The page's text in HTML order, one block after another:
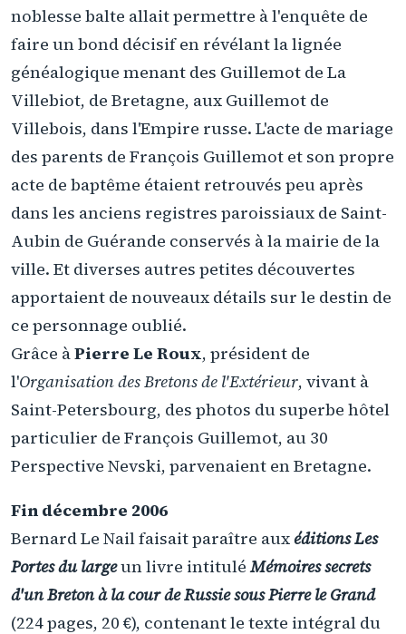
noblesse balte allait permettre à l'enquête de
faire un bond décisif en révélant la lignée
généalogique menant des Guillemot de La
Villebiot, de Bretagne, aux Guillemot de
Villebois, dans l'Empire russe. L'acte de mariage
des parents de François Guillemot et son propre
acte de baptême étaient retrouvés peu après
dans les anciens registres paroissiaux de Saint-
Aubin de Guérande conservés à la mairie de la
ville. Et diverses autres petites découvertes
apportaient de nouveaux détails sur le destin de
ce personnage oublié.
Grâce àPierre Le Roux, président de
l'Organisation des Bretons de l'Extérieur, vivant à
Saint-Petersbourg, des photos du superbe hôtel
particulier de François Guillemot, au 30
Perspective Nevski, parvenaient en Bretagne.
Fin décembre 2006
Bernard Le Nail faisait paraître auxéditions Les
Portes du largeun livre intituléMémoires secrets
d'un Breton à la cour de Russie sous Pierre le Grand
(224 pages, 20 €), contenant le texte intégral du